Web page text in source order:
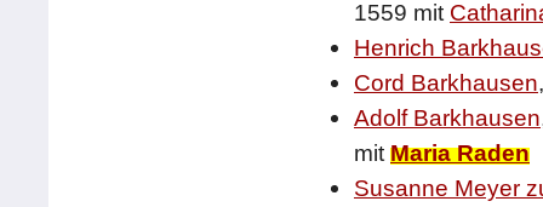
1559 mit
Henrich
Cord Barkhausen
Adolf Barkhausen
mit Maria Raden
Susanne Meyer